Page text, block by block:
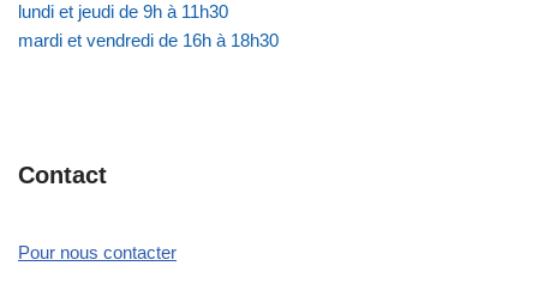
lundi et jeudi de 9h à 11h30
mardi et vendredi de 16h à 18h30
Contact
Pour nous contacter